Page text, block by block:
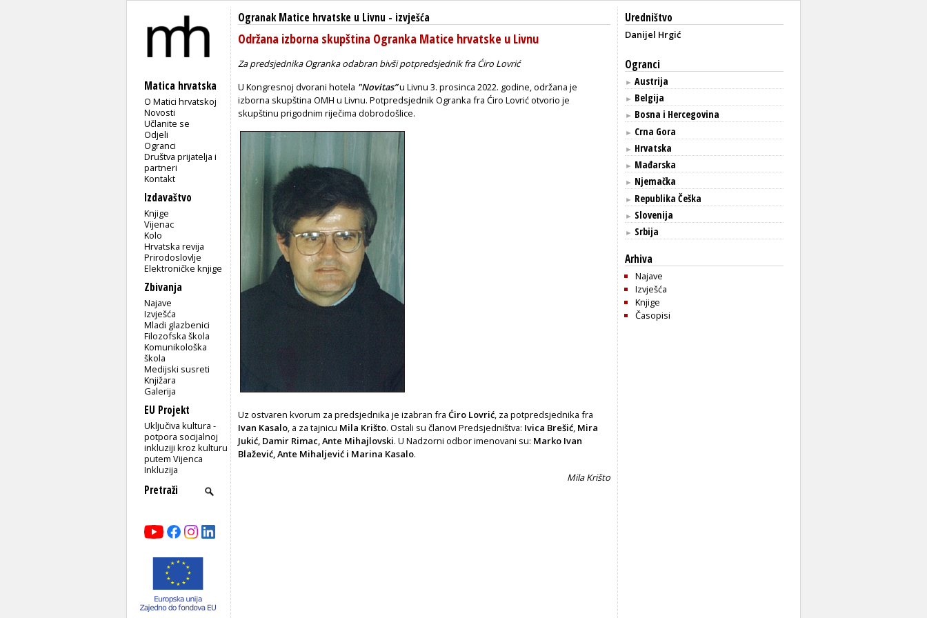
Matica hrvatska
O Matici hrvatskoj
Novosti
Učlanite se
Odjeli
Ogranci
Društva prijatelja i
partneri
Kontakt
Izdavaštvo
Knjige
Vijenac
Kolo
Hrvatska revija
Prirodoslovlje
Elektroničke knjige
Zbivanja
Najave
Izvješća
Mladi glazbenici
Filozofska škola
Komunikološka
škola
Medijski susreti
Knjižara
Galerija
EU Projekt
Uključiva kultura -
potpora socijalnoj
inkluziji kroz kulturu
putem Vijenca
Inkluzija
Ogranak Matice hrvatske u Livnu - izvješća
Održana izborna skupština Ogranka Matice hrvatske u Livnu
Za predsjednika Ogranka odabran bivši potpredsjednik fra Ćiro Lovrić
U Kongresnoj dvorani hotela "Novitas”u Livnu 3. prosinca 2022. godine, održana je
izborna skupština OMH u Livnu. Potpredsjednik Ogranka fra Ćiro Lovrić otvorio je
skupštinu prigodnim riječima dobrodošlice.
Uz ostvaren kvorum za predsjednika je izabran fra Ćiro Lovrić , za potpredsjednika fra
Ivan Kasalo , a za tajnicu Mila Krišto. Ostali su članovi Predsjedništva: Ivica Brešić Mira
Jukić, Damir Rimac, Ante Mihajlovski. U Nadzorni odbor imenovani su: Marko Ivan
Blažević, Ante Mihaljević i Marina Kasalo.
Mila Krišto
Uredništvo
Danijel Hrgić
Ogranci
► Austrija
► Belgija
► Bosna i Hercegovina
► Crna Gora
► Hrvatska
► Mađarska
► Njemačka
► Republika Češka
► Slovenija
► Srbija
Arhiva
Najave
Izvješća
Knjige
Časopisi